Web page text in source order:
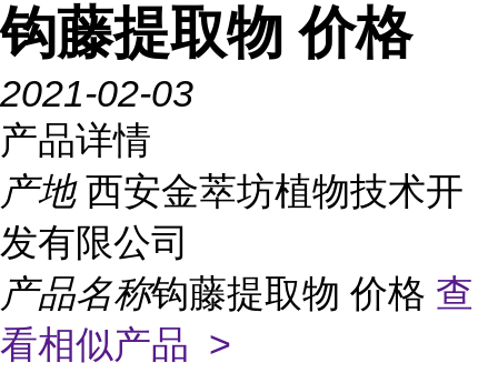
钩藤提取物 价格
2021-02-03
产品详情
产地 西安金萃坊植物技术开
发有限公司
产品名称钩藤提取物 价格 查
看相似产品 >